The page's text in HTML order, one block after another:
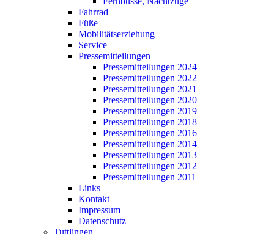
Fahrrad
Füße
Mobilitätserziehung
Service
Pressemitteilungen
Pressemitteilungen 2024
Pressemitteilungen 2022
Pressemitteilungen 2021
Pressemitteilungen 2020
Pressemitteilungen 2019
Pressemitteilungen 2018
Pressemitteilungen 2016
Pressemitteilungen 2014
Pressemitteilungen 2013
Pressemitteilungen 2012
Pressemitteilungen 2011
Links
Kontakt
Impressum
Datenschutz
Tuttlingen